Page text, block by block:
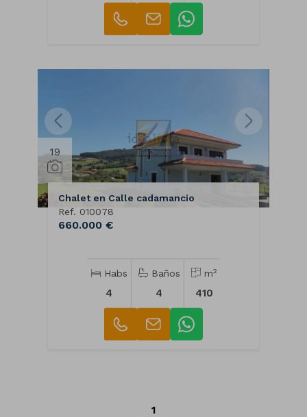
19
Chalet en Calle cadamancio
Ref. 010078
660.000 €
Habs
4
Baños
4
m2
410
1